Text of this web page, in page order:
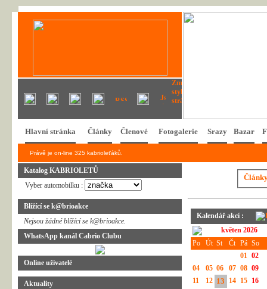
Hlavní stránka Články Členové Fotogalerie Srazy Bazar
Právě je on-line 325 kabrioleťáků.
Katalog KABRIOLETŮ
Vyber automobilku :
Blížící se k@brioakce
Nejsou žádné blížící se k@brioakce.
WhatsApp kanál Cabrio Clubu
Online uživatelé
Aktuality
Kalendář akcí :
květen 2026
Po
Út St Čt Pá So
01 02
04
05 06 07 08 09
11
12 13 14 15 16